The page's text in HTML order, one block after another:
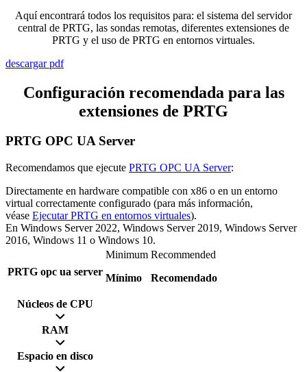
Aquí encontrará todos los requisitos para: el sistema del servidor
central de PRTG, las sondas remotas, diferentes extensiones de
PRTG y el uso de PRTG en entornos virtuales.
descargar pdf
Configuración recomendada para las
extensiones de PRTG
PRTG OPC UA Server
Recomendamos que ejecute PRTG OPC UA Server:
Directamente en hardware compatible con x86 o en un entorno
virtual correctamente configurado (para más información,
véase Ejecutar PRTG en entornos virtuales).
En Windows Server 2022, Windows Server 2019, Windows Server
2016, Windows 11 o Windows 10.
PRTG opc ua server
Minimum
Mínimo
Recommended
Recomendado
Núcleos de CPU
RAM
Espacio en disco